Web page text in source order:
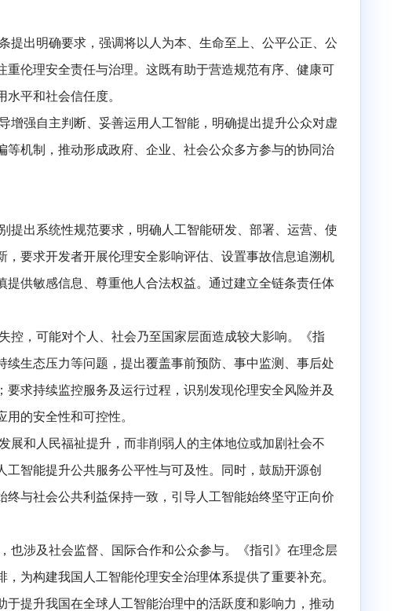
应用层面伦理安全风险的现实举措。
段，围绕人类主导权、公共秩序、个体认知与社会价值、可
道上发展，防止技术异化和失控滥用，确保人工智能始终服
用等全链条提出明确要求，强调将以人为本、生命至上、公
中更加注重伦理安全责任与治理。这既有助于营造规范有序
力、应用水平和社会信任度。
、反馈纠偏等机制，推动形成政府、企业、社会公众多方参与
主体，分别提出系统性规范要求，明确人工智能研发、部署
发与更新，要求开发者开展伦理安全影响评估、设置事故信
用、审慎提供敏感信息、尊重他人合法权益。通过建立全链
行为。
点，一旦失控，可能对个人、社会乃至国家层面造成较大影
人类监督；要求持续监控服务及运行过程，识别发现伦理安全
增强技术应用的安全性和可控性。
经济社会发展和人民福祉提升，而非削弱人的主体地位或加
，倡导人工智能提升公共服务公平性与可及性。同时，鼓励